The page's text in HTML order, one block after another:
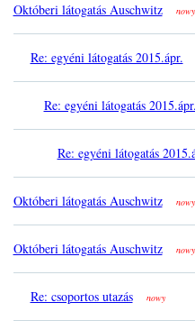
Októberi látogatás Auschwitz nowy
Re: egyéni látogatás 2015.ápr.
Re: egyéni látogatás
Re: egyéni látogatás
Októberi látogatás Auschwitz nowy
Októberi látogatás Auschwitz nowy
Re: csoportos utazás nowy